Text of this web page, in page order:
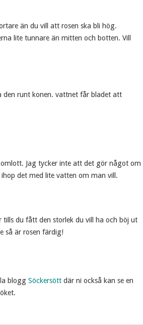
än du vill att rosen ska bli hög.
lite tunnare än mitten och botten. Vill
den runt konen. vattnet får bladet att
Jag tycker inte att det gör något om
det med lite vatten om man vill.
du fått den storlek du vill ha och böj ut
så är rosen färdig!
blogg Söckersött där ni också kan se en